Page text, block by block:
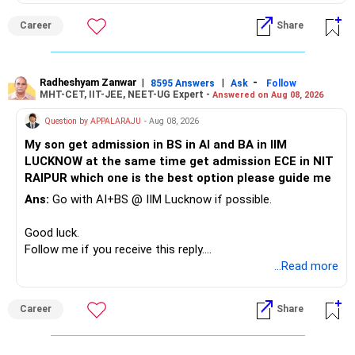
» Childs Education
Therefore, this is your immediate financial priority.
Keep the education requirement separately identified.
If a large amount is required for higher education, plan this
» ULIP Policies
You have a large ULIP with Rs.15 lakh annual premium.
Three years are already paid, with Rs.30 lakh still payable.
Career Share
Radheshyam Zanwar | 8595 Answers | Ask -
Follow
MHT-CET, IIT-JEE, NEET-UG Expert - Answered on Aug 08, 2026
Question by APPALARAJU - Aug 08, 2026
My son get admission in BS in AI and BA in IIM
LUCKNOW at the same time get admission ECE in NIT
RAIPUR which one is the best option please guide me
Ans: Go with AI+BS @ IIM Lucknow if possible.
Good luck.
Follow me if you receive this reply.
...Read more
Career Share